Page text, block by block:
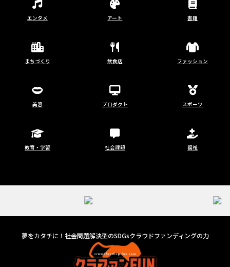
エンタメ アート 書籍
まちづくり 飲食店 ファッション
美容 プロダクト スポーツ
教育・学習 社会課題 福祉
夢をカタチに！社会問題解決型のSDGsクラウドファンディングの力